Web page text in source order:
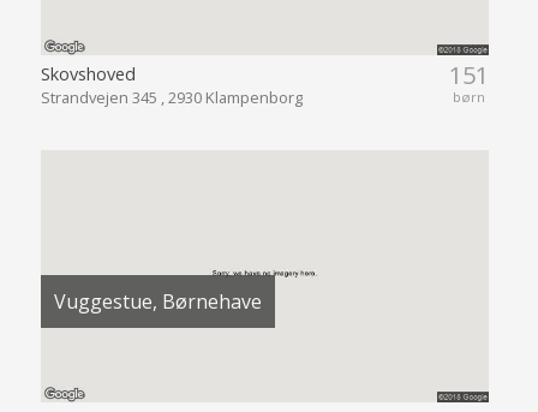
151
børn
Skovshoved
Strandvejen 345 , 2930 Klampenborg
Vuggestue, Børnehave